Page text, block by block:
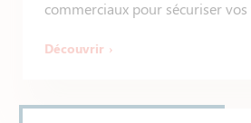
commerciaux pour sécuriser
Découvrir